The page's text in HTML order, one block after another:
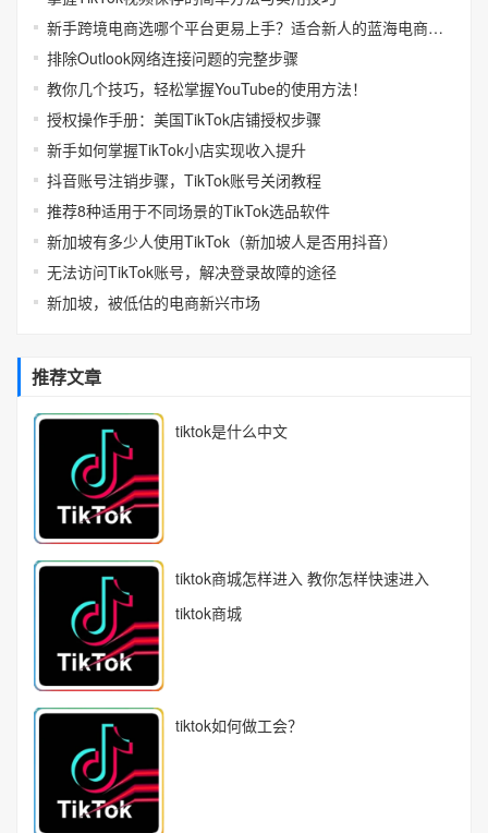
新手跨境电商选哪个平台更易上手？适合新人的蓝海电商平台推荐
排除Outlook网络连接问题的完整步骤
教你几个技巧，轻松掌握YouTube的使用方法！
授权操作手册：美国TikTok店铺授权步骤
新手如何掌握TikTok小店实现收入提升
抖音账号注销步骤，TikTok账号关闭教程
推荐8种适用于不同场景的TikTok选品软件
新加坡有多少人使用TikTok（新加坡人是否用抖音）
无法访问TikTok账号，解决登录故障的途径
新加坡，被低估的电商新兴市场
推荐文章
tiktok是什么中文
tiktok商城怎样进入 教你怎样快速进入
tiktok商城
tiktok如何做工会？